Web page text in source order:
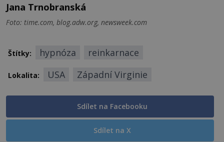
Jana Trnobranská
Foto: time.com, blog.adw.org, newsweek.com
Štítky: hypnóza reinkarnace
Lokalita: USA Západní Virginie
Sdílet na Facebooku
Sdílet na X